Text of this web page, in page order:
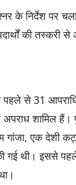
के निर्देश पर
की तस्करी से
से 31
अपराध शामिल
गांजा, एक देशी
की गई थी।